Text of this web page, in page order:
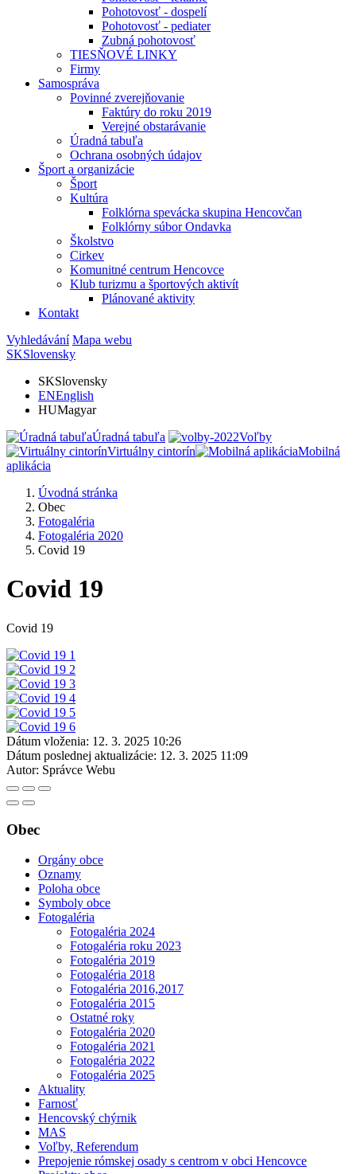
Pohotovosť - dospelí
Pohotovosť - pediater
Zubná pohotovosť
TIESŇOVÉ LINKY
Firmy
Samospráva
Povinné zverejňovanie
Faktúry do roku 2019
Verejné obstarávanie
Úradná tabuľa
Ochrana osobných údajov
Šport a organizácie
Šport
Kultúra
Folklórna spevácka skupina Hencovčan
Folklórny súbor Ondavka
Školstvo
Cirkev
Komunitné centrum Hencovce
Klub turizmu a športových aktivít
Plánované aktivity
Kontakt
Vyhledávání Mapa webu
SKSlovensky
SKSlovensky
ENEnglish
HUMagyar
Úradná tabuľa
Voľby
Virtuálny cintorín
Mobilná
aplikácia
Úvodná stránka
Obec
Fotogaléria
Fotogaléria 2020
Covid 19
Covid 19
Covid 19
Dátum vloženia: 12. 3. 2025 10:26
Dátum poslednej aktualizácie: 12. 3. 2025 11:09
Autor: Správce Webu
Obec
Orgány obce
Oznamy
Poloha obce
Symboly obce
Fotogaléria
Fotogaléria 2024
Fotogaléria roku 2023
Fotogaléria 2019
Fotogaléria 2018
Fotogaléria 2016,2017
Fotogaléria 2015
Ostatné roky
Fotogaléria 2020
Fotogaléria 2021
Fotogaléria 2022
Fotogaléria 2025
Aktuality
Farnosť
Hencovský chýrnik
MAS
Voľby, Referendum
Prepojenie rómskej osady s centrom v obci Hencovce